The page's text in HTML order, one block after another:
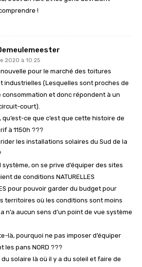
!
2020 à 10:25
pour le marché des toitures
industrielles (Lesquelles sont proches de
consommation et donc répondent à un
court).
ce que c’est que cette histoire de
à 1150h ???
les installations solaires du Sud de la
système, on se prive d’équiper des sites
de conditions NATURELLES
pour pouvoir garder du budget pour
territoires où les conditions sont moins
n’a aucun sens d’un point de vue système
là, pourquoi ne pas imposer d’équiper
les pans NORD ???
solaire là où il y a du soleil et faire de